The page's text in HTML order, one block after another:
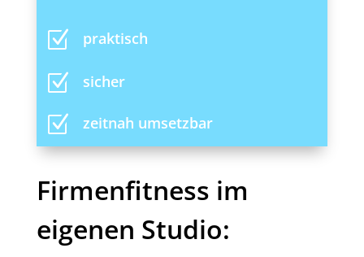
Z praktisch
Z sicher
Z zeitnah umsetzbar
Firmenfitness im
eigenen Studio: